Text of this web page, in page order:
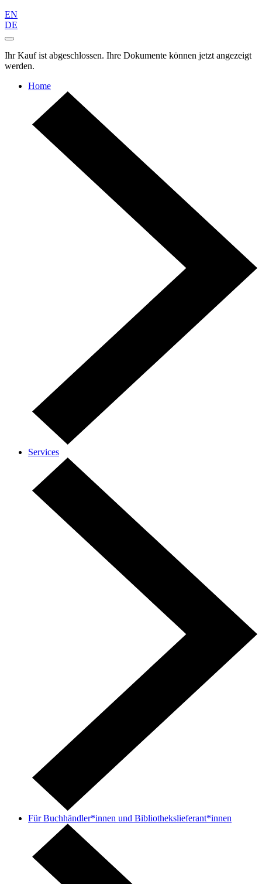
EN
DE
Ihr Kauf ist abgeschlossen. Ihre Dokumente können jetzt angezeigt
werden.
Home
Services
Für Buchhändler*innen und Bibliothekslieferant*innen